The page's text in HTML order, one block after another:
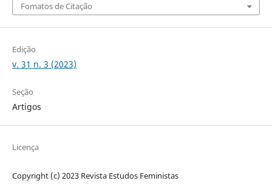
Fomatos de Citação
Edição
v. 31 n. 3 (2023)
Seção
Artigos
Licença
Copyright (c) 2023 Revista Estudos Feministas